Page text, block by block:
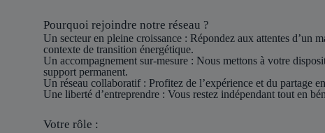
Pourquoi rejoindre notre réseau ?
Un secteur en pleine croissance : Répondez aux attentes d’un
contexte de transition énergétique.
Un accompagnement sur-mesure : Nous mettons à votre
support permanent.
Un réseau collaboratif: Profitez de l’expérience et du partage
Une liberté d’entreprendre : Vous restez indépendant tout en
Votre rôle :